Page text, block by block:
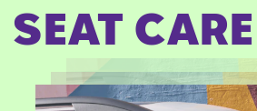
Zubehör
SEAT FOR BUSINESS
SEAT